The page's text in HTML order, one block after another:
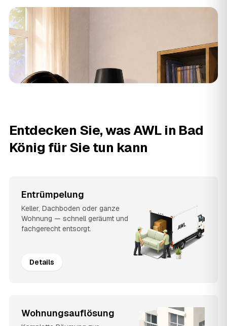
Entdecken Sie, was AWL in Bad
König für Sie tun kann
Entrümpelung
Keller, Dachboden oder ganze
Wohnung — schnell geräumt und
fachgerecht entsorgt.
Details
Wohnungsauflösung